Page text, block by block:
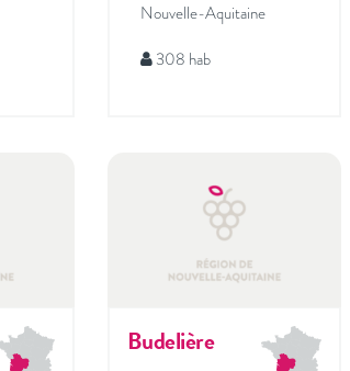
Nouvelle-Aquitaine
308 hab
Budelière